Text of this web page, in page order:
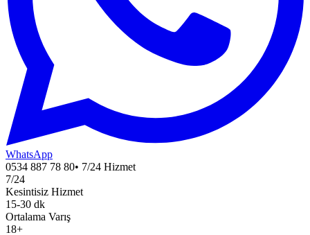
WhatsApp
0534 887 78 80• 7/24 Hizmet
7/24
Kesintisiz Hizmet
15-30 dk
Ortalama Varış
18+